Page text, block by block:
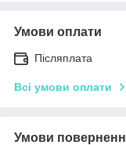
Умови оплати
Післяплата
Всі умови оплати
Умови